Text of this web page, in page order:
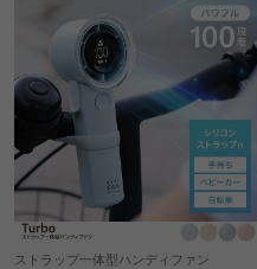
ストラップ一体型ハンディファン